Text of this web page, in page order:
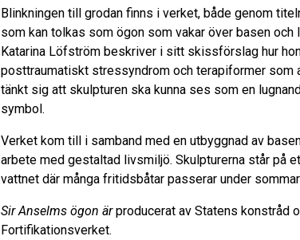
Blinkningen till grodan finns i verket, både genom
som kan tolkas som ögon som vakar över basen och
Katarina Löfström beskriver i sitt skissförslag hur
posttraumatiskt stressyndrom och terapiformer som
tänkt sig att skulpturen ska kunna ses som en
symbol.
Verket kom till i samband med en utbyggnad av
arbete med gestaltad livsmiljö. Skulpturerna står på
vattnet där många fritidsbåtar passerar under
Sir Anselms ögon ärproducerat av Statens konstråd
Fortifikationsverket.